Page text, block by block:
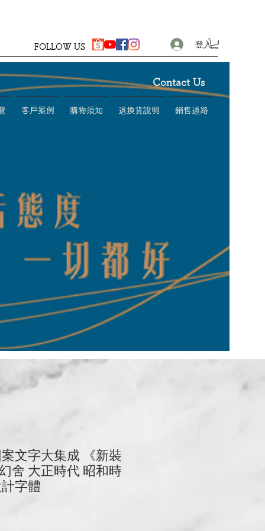
FOLLOW US 登入
Contact Us
客戶案例 購物須知 退換貨說明 銷售通路
文字大集成 《新裝
舍 大正時代 昭和時
字體